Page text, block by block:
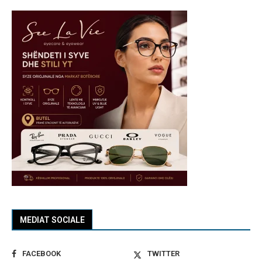
MEDIAT SOCIALE
FACEBOOK TWITTER